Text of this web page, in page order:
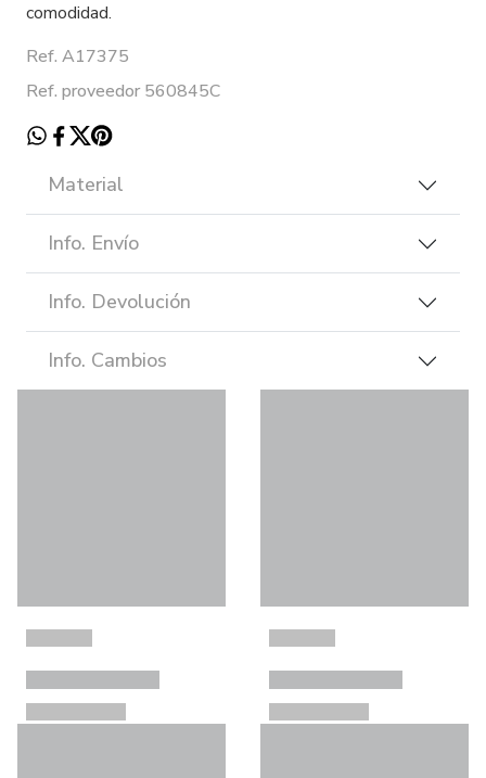
comodidad.
Ref. A17375
Ref. proveedor 560845C
Material
Info. Envío
Info. Devolución
Info. Cambios